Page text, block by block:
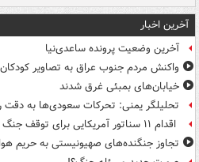
آخرین اخبار
آخرین وضعیت پرونده ساعدی‌نیا
واکنش مردم جنوب عراق به تصاویر
خیابان‌های بمبئی غرق شدند
تحلیلگر یمنی: تحرکات سعودی‌ها به
اقدام ۱۱ سناتور آمریکایی برای توقف جنگ علیه ایران
تجاوز جنگنده‌های صهیونیستی به حریم